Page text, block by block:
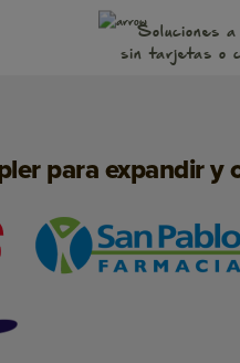
Conversaciones
SMS Marketing
Soluciones
sin tarjetas o
para expandir